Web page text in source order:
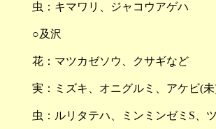
虫：キマワリ、ジャコウアゲハ
○及沢
花：マツカゼソウ、クサギなど
実：ミズキ、オニグルミ、アケビ(
虫：ルリタテハ、ミンミンゼミS、